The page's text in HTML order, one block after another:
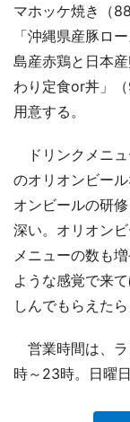
マホッケ焼き（
「沖縄県産豚ロ
島産赤鶏と日本
わり定食or丼」
用意する。
ドリンクメニュ
のオリオンビー
オンビールの研
深い。オリオン
メニューの数も
ような感覚で来
しんでもらえた
営業時間は、ラ
時～23時。日曜日